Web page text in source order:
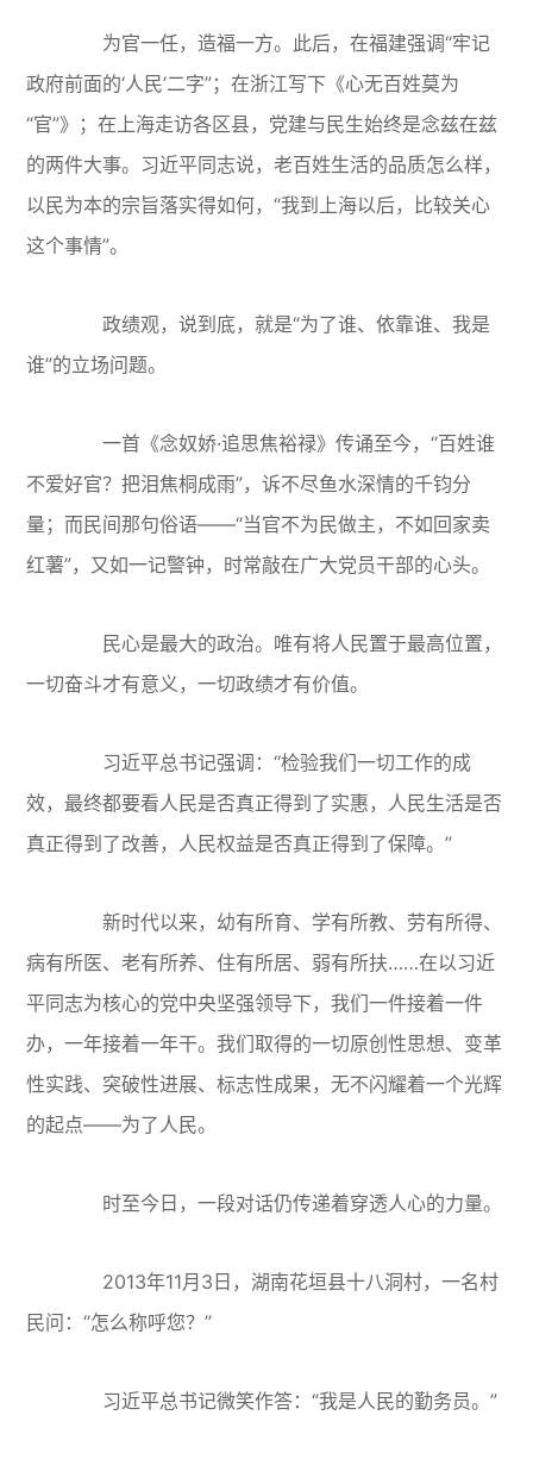
为官一任，造福一方。此后，在福建强调“牢记
政府前面的‘人民’二字”；在浙江写下《心无百姓莫为
“官”》；在上海走访各区县，党建与民生始终是念兹在兹
的两件大事。习近平同志说，老百姓生活的品质怎么样，
以民为本的宗旨落实得如何，“我到上海以后，比较关心
这个事情”。
政绩观，说到底，就是“为了谁、依靠谁、我是
谁”的立场问题。
一首《念奴娇·追思焦裕禄》传诵至今，“百姓谁
不爱好官？把泪焦桐成雨”，诉不尽鱼水深情的千钧分
量；而民间那句俗语——“当官不为民做主，不如回家卖
红薯”，又如一记警钟，时常敲在广大党员干部的心头。
民心是最大的政治。唯有将人民置于最高位置，
一切奋斗才有意义，一切政绩才有价值。
习近平总书记强调：“检验我们一切工作的成
效，最终都要看人民是否真正得到了实惠，人民生活是否
真正得到了改善，人民权益是否真正得到了保障。”
新时代以来，幼有所育、学有所教、劳有所得、
病有所医、老有所养、住有所居、弱有所扶……在以习近
平同志为核心的党中央坚强领导下，我们一件接着一件
办，一年接着一年干。我们取得的一切原创性思想、变革
性实践、突破性进展、标志性成果，无不闪耀着一个光辉
的起点——为了人民。
时至今日，一段对话仍传递着穿透人心的力量。
2013年11月3日，湖南花垣县十八洞村，一名村
民问：“怎么称呼您？”
习近平总书记微笑作答：“我是人民的勤务员。”